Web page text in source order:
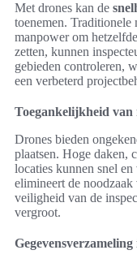
Met drones kan de
toenemen. Traditionele
manpower om
zetten, kunnen
gebieden controleren,
een verbeterd
Toegankelijkheid
Drones bieden
plaatsen. Hoge daken,
locaties kunnen snel
elimineert de
veiligheid van de
vergroot.